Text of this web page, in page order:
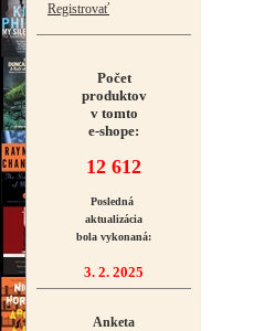
Registrovať
Počet
produktov
v tomto
e-shope:
12 612
Posledná
aktualizácia
bola vykonaná:
3. 2. 2025
Anketa